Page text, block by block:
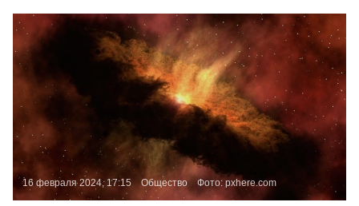
16 февраля 2024, 17:15 Общество Фото: pxhere.com